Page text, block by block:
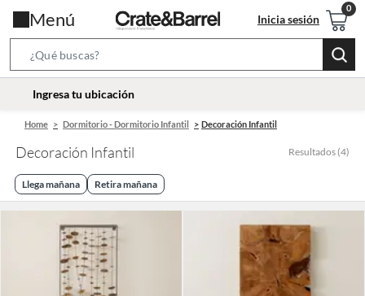
Menú Inicia sesión
Bar
location-
Ingresa tu ubicación
Home Dormitorio - Dormitorio Infantil Decoración Infantil
Decoración Infantil Resultados (4)
Llega mañana Retira mañana